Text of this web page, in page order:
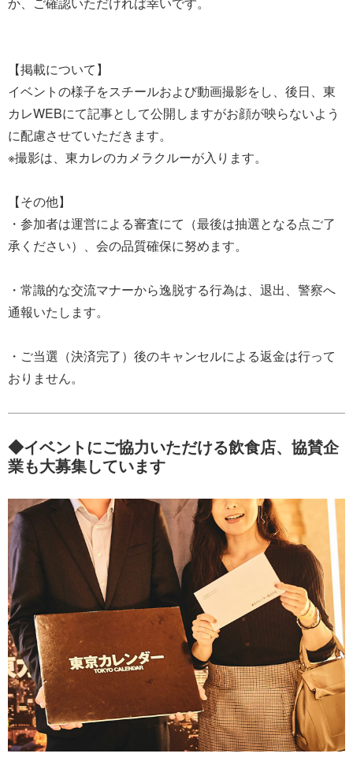
【掲載について】
イベントの様子をスチールおよび動画撮影をし、後日、東
カレWEBにて記事として公開しますがお顔が映らないよう
に配慮させていただきます。
※撮影は、東カレのカメラクルーが入ります。
【その他】
・参加者は運営による審査にて（最後は抽選となる点ご了
承ください）、会の品質確保に努めます。
・常識的な交流マナーから逸脱する行為は、退出、警察へ
通報いたします。
・ご当選（決済完了）後のキャンセルによる返金は行って
おりません。
◆イベントにご協力いただける飲食店、協賛企
業も大募集しています